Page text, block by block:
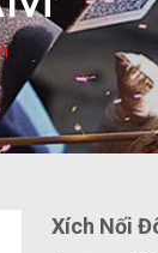
Xích Nối